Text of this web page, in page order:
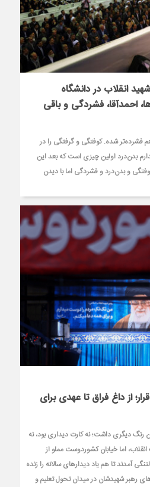
انقلاب در دانشگاه
احمدآقا، فشردگی و باقی
شده. کوفتگی و گرفتگی را در
بدن‌درد اولین چیزی است که بعد این
و بدن‌درد و فشردگی اما با دیدن
از داغ فراق تا عهدی برای
رنگ دیگری داشت؛ نه کارت دیداری بود، نه
اما خیابان کشوردوست مملو از
آمدند تا هم یاد دیدارهای سالانه را زنده
رهبر شهیدشان در میدان تحول تعلیم و